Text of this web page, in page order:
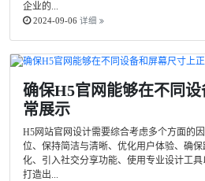
企业的...
2024-09-06 详细
确保H5官网能够在不同
常展示
H5网站官网设计需要综合考虑多个方面的
位、保持简洁与清晰、优化用户体验、确
化、引入社交分享功能、使用专业设计工具
打造出...